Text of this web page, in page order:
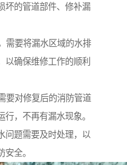
坏的管道部件、修补漏
需要将漏水区域的水排
以确保维修工作的顺利
要对修复后的消防管道
，不再有漏水现象。
问题需要及时处理，以
全。